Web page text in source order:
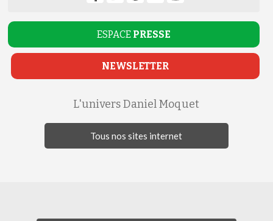
ESPACE PRESSE
NEWSLETTER
L'univers Daniel Moquet
Tous nos sites internet